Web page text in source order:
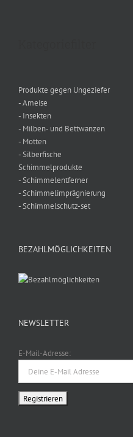
Produkte gegen Ungeziefer
- Ameise
- Insekten
- Milben- und Bettwanzen
- Motten
- Silberfische
Schimmelprodukte
- Schimmelentferner
- Schimmelimprägnierung
- Schimmelschutz-set
BEZAHLMÖGLICHKEITEN
NEWSLETTER
E-Mail-Adresse: